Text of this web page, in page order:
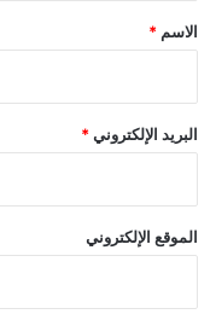
*
الاسم *
البريد الإلكتروني*
الموقع الإلكتروني